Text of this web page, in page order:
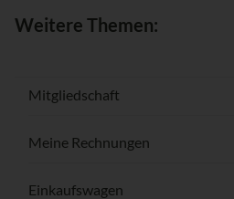
Weitere Themen:
Mitgliedschaft
Meine Rechnungen
Einkaufswagen